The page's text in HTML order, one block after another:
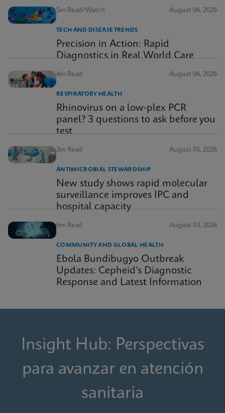
5m Read/Watch August 06, 2026
TECH AND DISEASE TRENDS
Precision in Action: Rapid
Diagnostics in Real World Care
4m Read August 06, 2026
RESPIRATORY HEALTH
Rhinovirus on a low-plex PCR
panel? 3 questions to ask before you
test
3m Read August 05, 2026
ANTIMICROBIAL STEWARDSHIP
New study shows rapid molecular
surveillance improves IPC and
hospital capacity
6m Read August 03, 2026
COMMUNITY AND GLOBAL HEALTH
Ebola Bundibugyo Outbreak
Updates: Cepheid’s Diagnostic
Response and Latest Information
Insight Hub: Perspectivas
para avanzar en atención
sanitaria